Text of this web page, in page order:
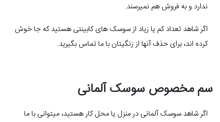
ندارد و به فروش هم نمیرسند.
اگر شاهد تعداد کم یا زیاد از سوسک های کابینتی هستید که جا خوش
کرده اند، برای حذف آنها از زنگیتان با ما تماس بگیرید.
سم مخصوص سوسک آلمانی
اگر شاهد سوسک آلمانی در منزل یا محل کار هستید، میتوانی با ما